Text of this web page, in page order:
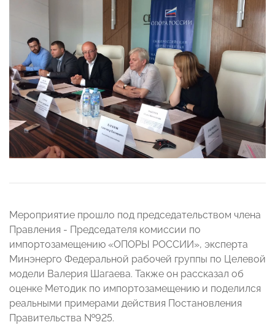
Мероприятие прошло под председательством члена
Правления - Председателя комиссии по
импортозамещению «ОПОРЫ РОССИИ», эксперта
Минэнерго Федеральной рабочей группы по Целевой
модели Валерия Шагаева. Также он рассказал об
оценке Методик по импортозамещению и поделился
реальными примерами действия Постановления
Правительства №925.